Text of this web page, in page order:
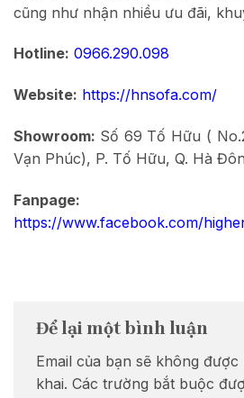
cũng như nhận nhiều ưu đãi,
Hotline: 0966.290.098
Website: https://hnsofa.com/
Showroom: Số 69 Tố Hữu (
Vạn Phúc), P. Tố Hữu, Q. Hà
Fanpage:
https://www.facebook.com/
Để lại một bình luận
Email của bạn sẽ không
khai. Các trường bắt buộc